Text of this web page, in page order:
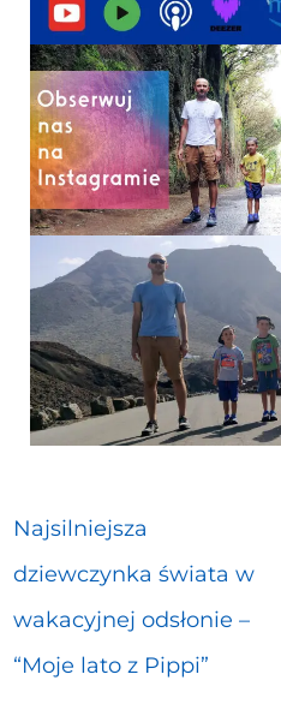
Najsilniejsza
dziewczynka świata w
wakacyjnej odsłonie –
“Moje lato z Pippi”